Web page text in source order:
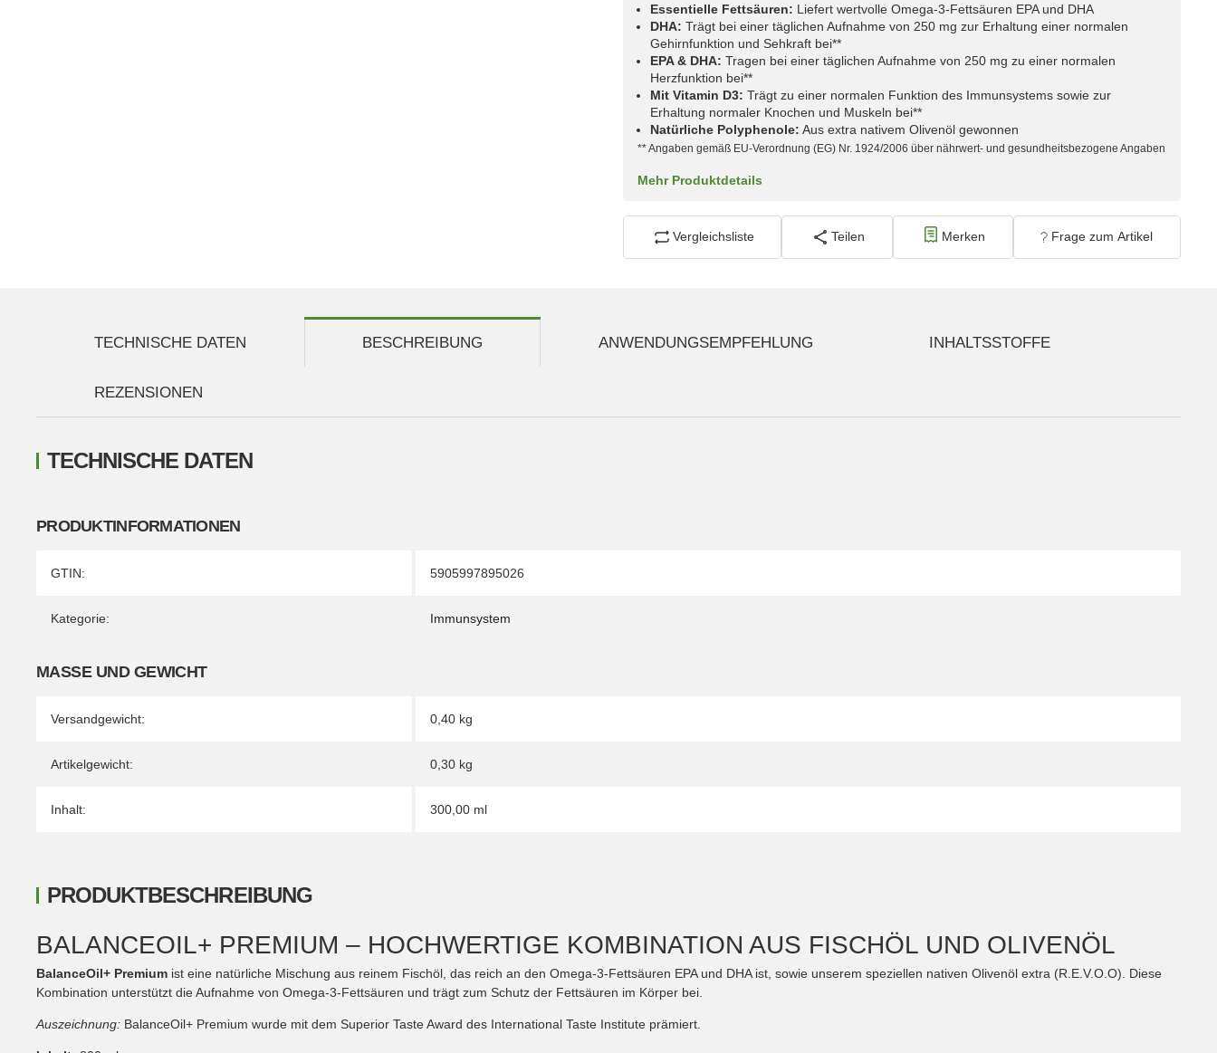
Essentielle Fettsäuren: Liefert wertvolle Omega-3-Fettsäuren EPA und DHA
DHA: Trägt bei einer täglichen Aufnahme von 250 mg zur Erhaltung einer normalen
Gehirnfunktion und Sehkraft bei**
EPA & DHA: Tragen bei einer täglichen Aufnahme von 250 mg zu einer normalen
Herzfunktion bei**
Mit Vitamin D3: Trägt zu einer normalen Funktion des Immunsystems sowie zur
Erhaltung normaler Knochen und Muskeln bei**
Natürliche Polyphenole: Aus extra nativem Olivenöl gewonnen
** Angaben gemäß EU-Verordnung (EG) Nr. 1924/2006 über nährwert- und gesundheitsbezogene Angaben
Mehr Produktdetails
Vergleichsliste Teilen Merken Frage zum Artikel
TECHNISCHE DATEN BESCHREIBUNG ANWENDUNGSEMPFEHLUNG INHALTSSTOFFE
REZENSIONEN
TECHNISCHE DATEN
PRODUKTINFORMATIONEN
Produkteigenschaft
Wert
GTIN: 5905997895026
Kategorie: Immunsystem
MASSE UND GEWICHT
Versandgewicht: 0,40 kg
Artikelgewicht: 0,30 kg
Inhalt: 300,00 ml
PRODUKTBESCHREIBUNG
BALANCEOIL+ PREMIUM – HOCHWERTIGE KOMBINATION AUS FISCHÖL UND OLIVENÖL
BalanceOil+ Premium ist eine natürliche Mischung aus reinem Fischöl, das reich an den Omega-3-Fettsäuren EPA und DHA ist, sowie unserem speziellen nativen Olivenöl extra (R.E.V.O.O). Diese
Kombination unterstützt die Aufnahme von Omega-3-Fettsäuren und trägt zum Schutz der Fettsäuren im Körper bei.
Auszeichnung: BalanceOil+ Premium wurde mit dem Superior Taste Award des International Taste Institute prämiert.